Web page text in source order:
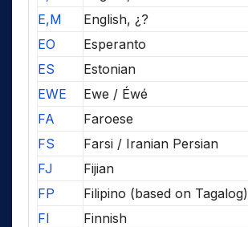
E,M
English, ¿?
EO
Esperanto
ES
Estonian
EWE
Ewe / Éwé
FA
Faroese
FS
Farsi / Iranian Persian
FJ
Fijian
FP
Filipino (based on Tagalog)
FI
Finnish